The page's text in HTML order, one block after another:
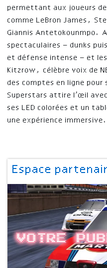
permettant aux joueurs
comme LeBron James,
Giannis Antetokounmpo.
spectaculaires – dunks
et défense intense – et
Kitzrow, célèbre voix de
des comptes en ligne
Superstars attire l’œil
ses LED colorées et un
une expérience immersive.
Espace
Votre